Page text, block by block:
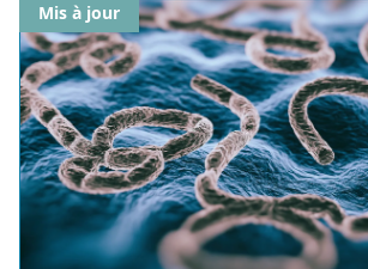
Mis à jour